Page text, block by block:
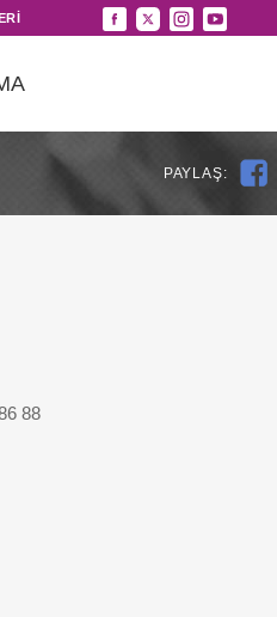
PAYLAŞ:
88